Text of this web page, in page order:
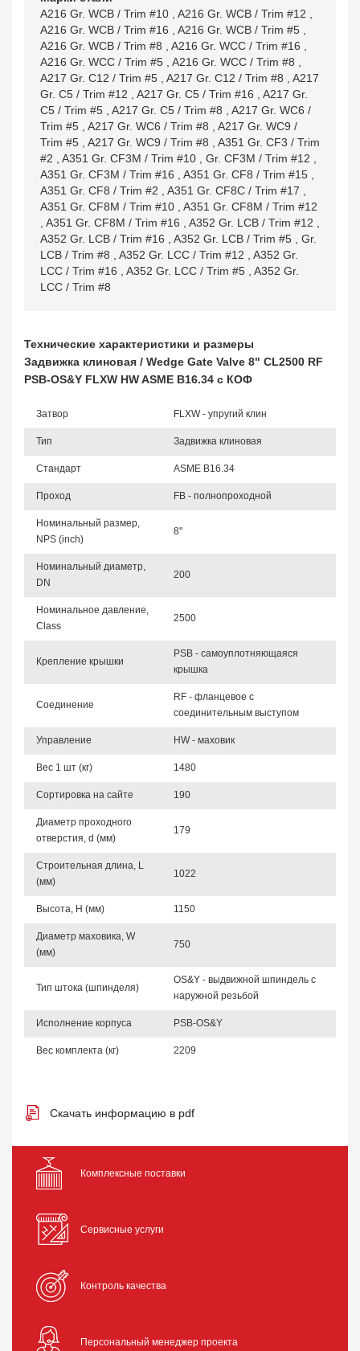
A216 Gr. WCB / Trim #10
A216 Gr. WCB / Trim #12
A216 Gr. WCB / Trim #16
A216 Gr. WCB / Trim #5
A216 Gr. WCB / Trim #8
A216 Gr. WCC / Trim #16
A216 Gr. WCC / Trim #5
A216 Gr. WCC / Trim #8
A217 Gr. C12 / Trim #5
A217 Gr. C12 / Trim #8
A217
Gr. C5 / Trim #12
A217 Gr. C5 / Trim #16
A217 Gr.
C5 / Trim #5
A217 Gr. C5 / Trim #8
A217 Gr. WC6 /
Trim #5
A217 Gr. WC6 / Trim #8
A217 Gr. WC9 /
Trim #5
A217 Gr. WC9 / Trim #8
A351 Gr. CF3 / Trim
#2
A351 Gr. CF3M / Trim #10 Gr. CF3M / Trim #12
A351 Gr. CF3M / Trim #16
A351 Gr. CF8 / Trim #15
A351 Gr. CF8 / Trim #2
A351 Gr. CF8C / Trim #17
A351 Gr. CF8M / Trim #10
A351 Gr. CF8M / Trim #12
A351 Gr. CF8M / Trim #16 A352 Gr. LCB / Trim #12
A352 Gr. LCB / Trim #16
A352 Gr. LCB / Trim #5
Gr.
LCB / Trim #8
A352 Gr. LCC / Trim #12
A352 Gr.
LCC / Trim #16
A352 Gr. LCC / Trim #5
A352 Gr.
LCC / Trim #8
Технические характеристики и размеры
Задвижка клиновая / Wedge Gate Valve 8" CL2500 RF
PSB-OS&Y FLXW HW ASME B16.34 с КОФ
Затвор FLXW - упругий клин
Тип Задвижка клиновая
Стандарт ASME B16.34
Проход FB - полнопроходной
Номинальный размер,
NPS (inch)
8"
Номинальный диаметр,
DN
200
Номинальное давление,
Class
2500
Крепление крышки
PSB - самоуплотняющаяся
крышка
Соединение
RF - фланцевое с
соединительным выступом
Управление HW - маховик
Вес 1 шт (кг) 1480
Сортировка на сайте 190
Диаметр проходного
отверстия, d (мм)
179
Строительная длина, L
(мм)
1022
Высота, Н (мм) 1150
Диаметр маховика, W
(мм)
750
Тип штока (шпинделя)
OS&Y - выдвижной шпиндель с
наружной резьбой
Исполнение корпуса PSB-OS&Y
Вес комплекта (кг) 2209
Скачать информацию в pdf
Комплексные поставки
Сервисные услуги
Контроль качества
Персональный менеджер проекта